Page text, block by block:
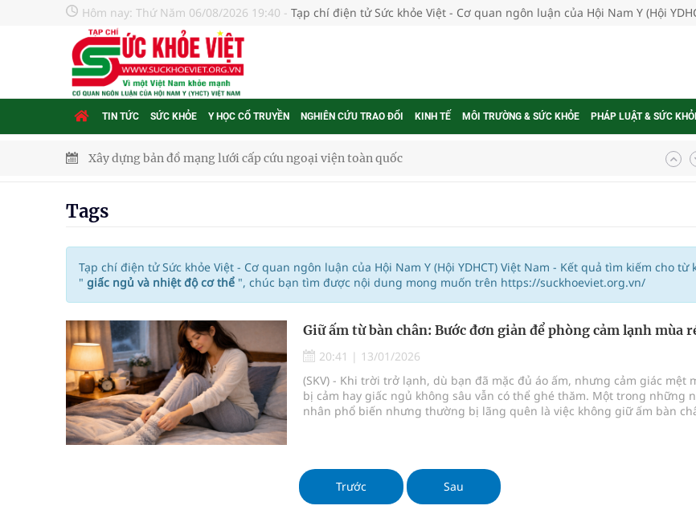
Hôm nay: Thứ Năm 06/08/2026 19:40 - Tạp chí điện tử Sức khỏe Việt - Cơ quan ngôn luận của Hội Nam Y (Hội
TIN TỨC SỨC KHỎE Y HỌC CỔ TRUYỀN NGHIÊN CỨU TRAO ĐỔI KINH TẾ MÔI TRƯỜNG & SỨC KHỎE PHÁP LUẬT & SỨC
Xây dựng bản đồ mạng lưới cấp cứu ngoại viện toàn quốc
bảo vệ sức khỏe Nhân dân
Không chỉ cắt tóc, Đông Tây Barbershop dành nguồn lực cho môi trường và cộng đồng
Bệnh viện không được thu thêm tiền của người bệnh bảo hiểm y tế nếu không đăng ký khám theo yêu
cầu
Ung thư thận: Nguy hiểm vì tiến triển quá âm thầm
Nhiều chuỗi hoạt động lớn được diễn ra tại Lễ hội sầu riêng 2026
Tiếp tục rà soát, triển khai các nhiệm vụ trong lĩnh vực cấp cứu, điều trị đột quỵ
Tags
Tạp chí điện tử Sức khỏe Việt - Cơ quan ngôn luận của Hội Nam Y (Hội YDHCT) Việt Nam - Kết quả tìm kiếm cho từ
" giấc ngủ và nhiệt độ cơ thể ", chúc bạn tìm được nội dung mong muốn trên https://suckhoeviet.org.vn/
Giữ ấm từ bàn chân: Bước đơn giản để phòng cảm lạnh mùa
20:41 | 13/01/2026
(SKV) - Khi trời trở lạnh, dù bạn đã mặc đủ áo ấm, nhưng cảm giác mệt
bị cảm hay giấc ngủ không sâu vẫn có thể ghé thăm. Một trong những
nhân phổ biến nhưng thường bị lãng quên là việc không giữ ấm bàn
Trước Sau